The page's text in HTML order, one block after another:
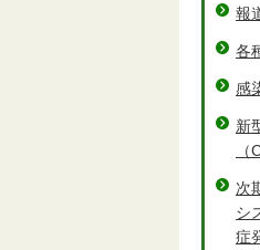
報
各
感
新
次
シ
症